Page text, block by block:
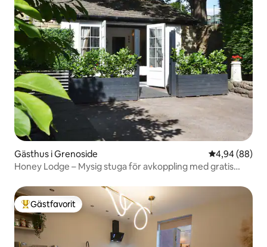
Gästhus i Grenoside 4,94 av 5 i
4,94 (88)
Honey Lodge – Mysig stuga för avkoppling med gratis
Populär gästfavorit
Gästfavorit